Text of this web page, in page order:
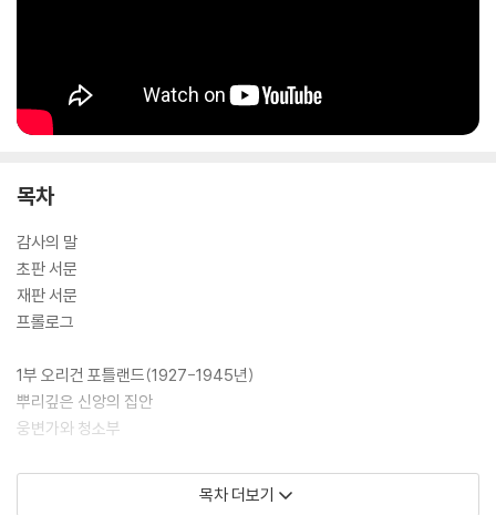
목차
감사의 말
초판 서문
재판 서문
프롤로그
1부 오리건 포틀랜드(1927-1945년)
뿌리깊은 신앙의 집안
웅변가와 청소부
2부 일리노이 휘튼(1945-1949년)
목차 더보기